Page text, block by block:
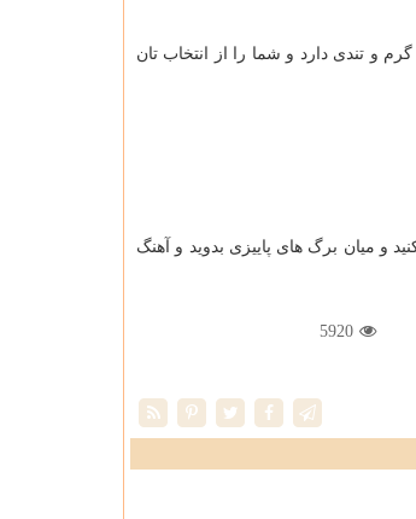
و تندی دارد و شما را از انتخاب تان
و میان برگ های پاییزی بدوید و آهنگ
5920